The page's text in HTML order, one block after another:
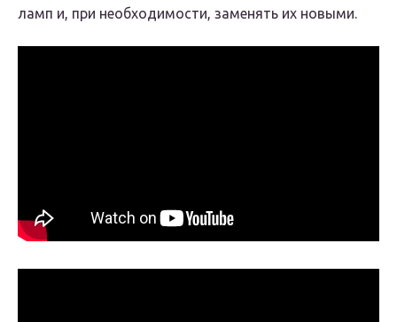
ламп и, при необходимости, заменять их новыми.